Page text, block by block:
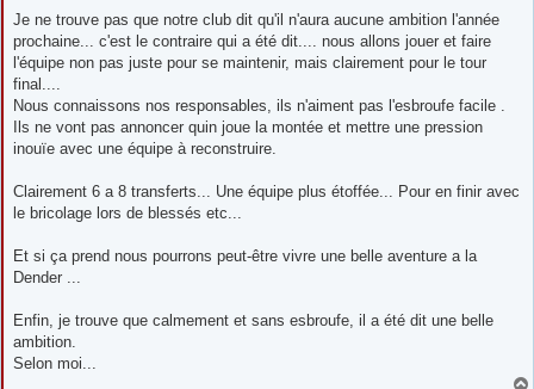
Je ne trouve pas que notre club dit qu'il n'aura aucune ambition l'année
prochaine... c'est le contraire qui a été dit.... nous allons jouer et faire
l'équipe non pas juste pour se maintenir, mais clairement pour le tour
final....
Nous connaissons nos responsables, ils n'aiment pas l'esbroufe facile .
Ils ne vont pas annoncer quin joue la montée et mettre une pression
inouïe avec une équipe à reconstruire.
Clairement 6 a 8 transferts... Une équipe plus étoffée... Pour en finir avec
le bricolage lors de blessés etc...
Et si ça prend nous pourrons peut-être vivre une belle aventure a la
Dender ...
Enfin, je trouve que calmement et sans esbroufe, il a été dit une belle
ambition.
Selon moi...